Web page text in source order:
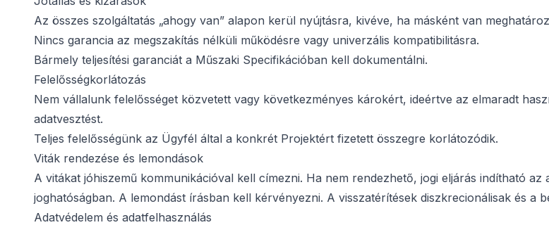
Az összes szolgáltatás „ahogy van” alapon kerül nyújtásra, kivéve, ha másként van
Nincs garancia az megszakítás nélküli működésre vagy univerzális kompatibilitásra.
Bármely teljesítési garanciát a Műszaki Specifikációban kell dokumentálni.
Felelősségkorlátozás
Nem vállalunk felelősséget közvetett vagy következményes károkért, ideértve az elmaradt
adatvesztést.
Teljes felelősségünk az Ügyfél által a konkrét Projektért fizetett összegre korlátozódik.
Viták rendezése és lemondások
A vitákat jóhiszemű kommunikációval kell címezni. Ha nem rendezhető, jogi eljárás indítható az
joghatóságban. A lemondást írásban kell kérvényezni. A visszatérítések diszkrecionálisak és a
Adatvédelem és adatfelhasználás